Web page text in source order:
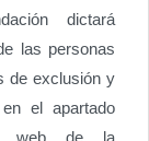
dictará
las personas
de exclusión y
el apartado
web de la